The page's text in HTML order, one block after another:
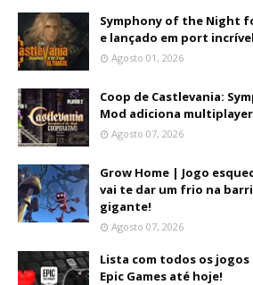
Symphony of the Night
e lançado em port
Agosto 01, 2026
Coop de Castlevania:
Mod adiciona
Agosto 07, 2026
Grow Home | Jogo
vai te dar um frio na
gigante!
Agosto 07, 2026
Lista com todos os
Epic Games até hoje!